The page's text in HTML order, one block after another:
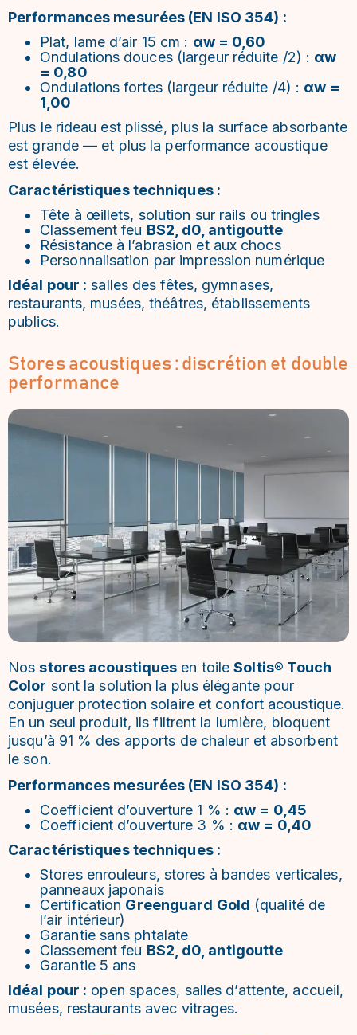
Performances mesurées (EN ISO 354) :
Plat, lame d’air 15 cm : αw = 0,60
Ondulations douces (largeur réduite /2) : αw
= 0,80
Ondulations fortes (largeur réduite /4) : αw =
1,00
Plus le rideau est plissé, plus la surface absorbante
est grande — et plus la performance acoustique
est élevée.
Caractéristiques techniques :
Tête à œillets, solution sur rails ou tringles
Classement feu BS2, d0, antigoutte
Résistance à l’abrasion et aux chocs
Personnalisation par impression numérique
Idéal pour : salles des fêtes, gymnases,
restaurants, musées, théâtres, établissements
publics.
Stores acoustiques : discrétion et double
performance
Nosstores acoustiques en toileSoltis® Touch
Color sont la solution la plus élégante pour
conjuguer protection solaire et confort acoustique.
En un seul produit, ils filtrent la lumière, bloquent
jusqu’à 91 % des apports de chaleur et absorbent
le son.
Performances mesurées (EN ISO 354) :
Coefficient d’ouverture 1 % : αw = 0,45
Coefficient d’ouverture 3 % : αw = 0,40
Caractéristiques techniques :
Stores enrouleurs, stores à bandes verticales,
panneaux japonais
Certification Greenguard Gold (qualité de
l’air intérieur)
Garantie sans phtalate
Classement feu BS2, d0, antigoutte
Garantie 5 ans
Idéal pour : open spaces, salles d’attente, accueil,
musées, restaurants avec vitrages.